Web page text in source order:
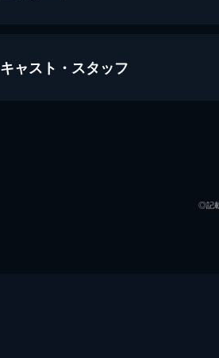
マスカレード・ホテル
キャスト・スタッフ
◎記